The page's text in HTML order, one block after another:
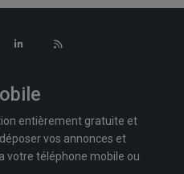
entièrement gratuite et
vos annonces et
votre téléphone mobile ou